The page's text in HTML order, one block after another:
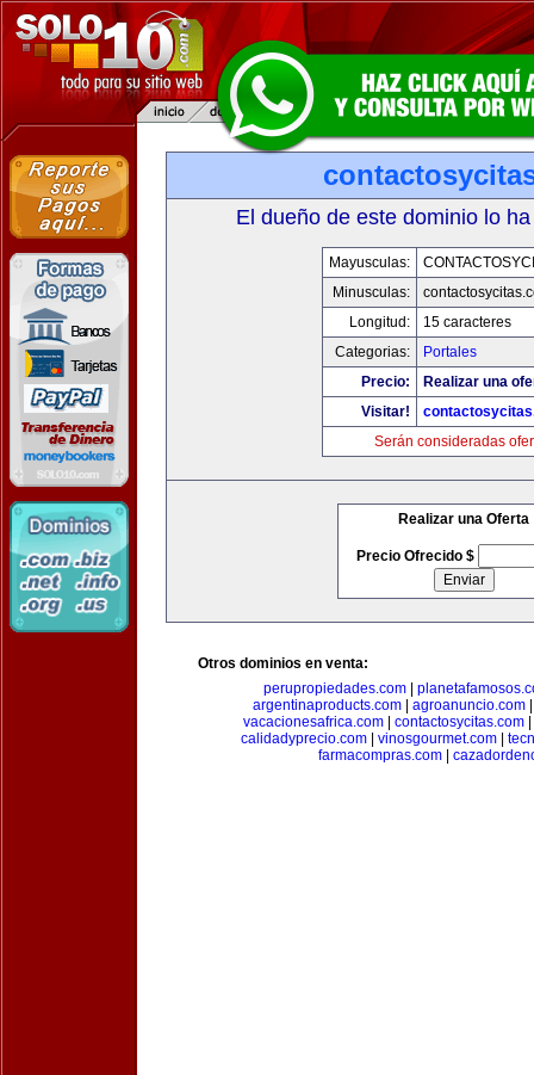
El dueño de este dominio lo
Mayusculas:
Minusculas:
Longitud:
15 caracteres
Categorias:
Portales
Precio:
Realizar una
Visitar!
Serán consideradas
Realizar una Oferta
Precio Ofrecido $
Otros dominios en venta:
perupropiedades.com
argentinaproducts.com| agroanuncio.com
vacacionesafrica.com| contactosycitas.com|
calidadyprecio.com
vinosgourmet.com
farmacompras.com|